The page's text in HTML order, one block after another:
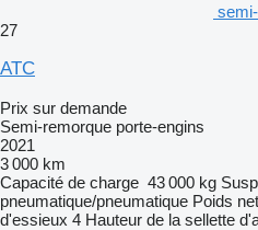
27
ATC
Prix sur demande
Semi-remorque porte-engins
2021
3 000 km
Capacité de charge 43 000 kg
pneumatique/pneumatique Poids
d'essieux 4 Hauteur de la sellette